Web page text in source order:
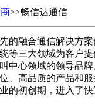
>>畅信达通信
的融合通信解决方
等三大领域为客户
中心领域的领导品牌
、高品质的产品和
的初创期，进入了